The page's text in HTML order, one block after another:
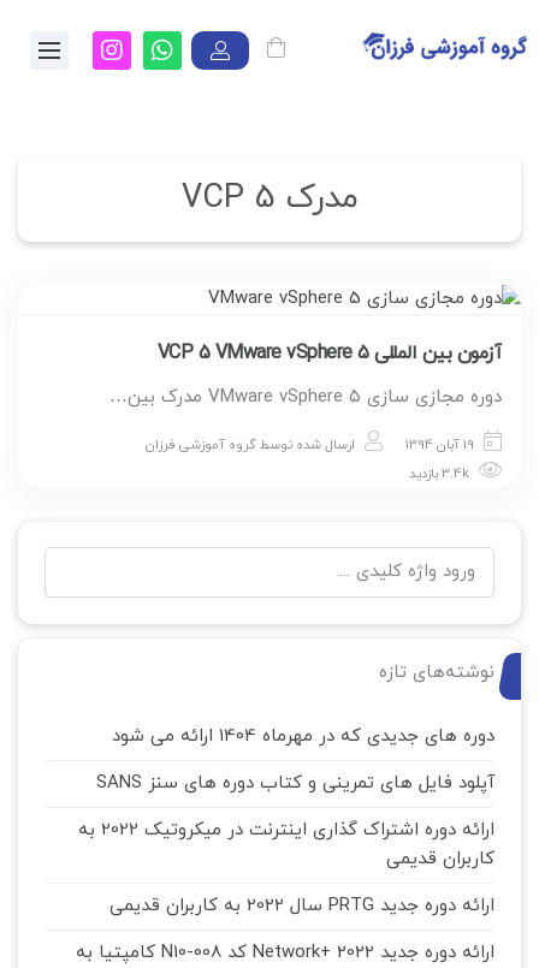
مدرک VCP 5
آزمون بین المللی ۵ VCP 5 VMware vSphere
دوره مجازی سازی ۵ VMware vSphere مدرک بین…
19 آبان 1394 ارسال شده توسطگروه آموزشی فرزان
نوشته‌های تازه
دوره های جدیدی که در مهرماه 1404 ارائه می شود
آپلود فایل های تمرینی و کتاب دوره های سنز SANS
ارائه دوره اشتراک گذاری اینترنت در میکروتیک 2022 به
کاربران قدیمی
ارائه دوره جدید PRTG سال 2022 به کاربران قدیمی
ارائه دوره جدید Network+ 2022 کد N10-008 کامپتیا به